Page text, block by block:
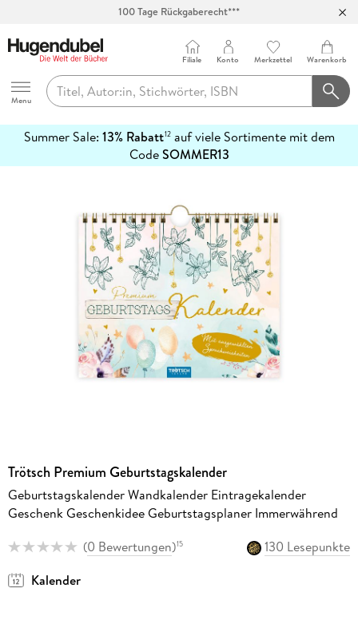
Hugendubel
Menu
Filiale Konto Merkzettel Warenkorb
Summer Sale: 13% Rabatt12auf viele Sortimente mit dem
CodeSOMMER13
erfahren
Trötsch Premium Geburtstagskalender
Geburtstagskalender Wandkalender Eintragekalender
Geschenk Geschenkidee Geburtstagsplaner Immerwährend
(0 Bewertungen)15
130 Lesepunkte
Kalender